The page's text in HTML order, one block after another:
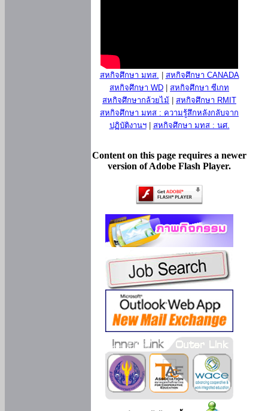
สหกิจศึกษา มทส.
สหกิจศึกษา CANADA
สหกิจศึกษา WD
สหกิจศึกษา ซีเกท
สหกิจศึกษากล้วยไม้
สหกิจศึกษา RMIT
สหกิจศึกษา มทส : ความรู้สึกหลังกลับจาก
ปฏิบัติงานฯ| สหกิจศึกษา มทส : นศ.
Content on this page requires a newer
version of Adobe Flash Player.